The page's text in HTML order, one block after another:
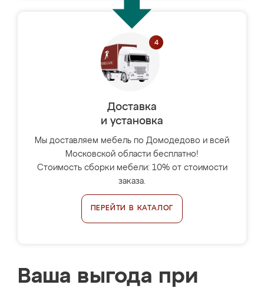
Доставка
и установка
Мы доставляем мебель по Домодедово и всей
Московской области бесплатно!
Стоимость сборки мебели: 10% от стоимости
заказа.
ПЕРЕЙТИ В КАТАЛОГ
Ваша выгода при